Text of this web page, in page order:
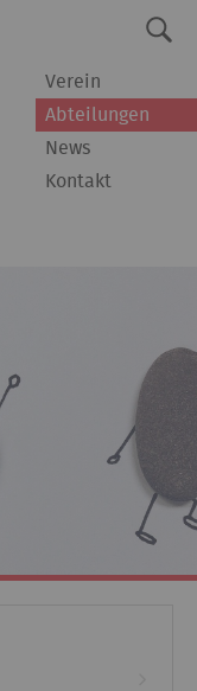
Verein
Abteilungen
News
Kontakt